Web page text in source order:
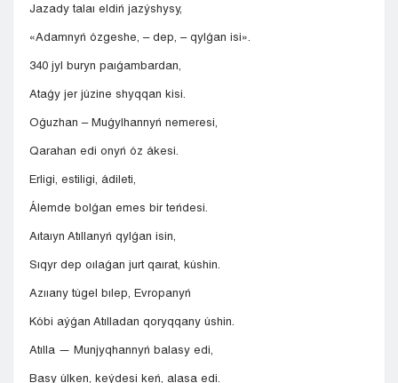
Jazady talaı eldiń jazýshysy,
«Adamnyń ózgeshe, – dep, – qylǵan isi».
340 jyl buryn paıǵambardan,
Ataǵy jer júzine shyqqan kisi.
Oǵuzhan – Muǵylhannyń nemeresi,
Qarahan edi onyń óz ákesi.
Erligi, estiligi, ádileti,
Álemde bolǵan emes bir teńdesi.
Aıtaıyn Atıllanyń qylǵan isin,
Sıqyr dep oılaǵan jurt qaırat, kúshin.
Azııany túgel bılep, Evropanyń
Kóbi aýǵan Atılladan qoryqqany úshin.
Atılla — Munjyqhannyń balasy edi,
Basy úlken, keýdesi keń, alasa edi.